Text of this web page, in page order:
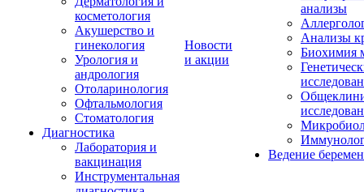
косметология
Акушерство и
гинекология
Урология и
андрология
Отоларинология
Офтальмология
Стоматология
Диагностика
Лаборатория и
вакцинация
Инструментальная
Новости
и акции
анализы
Анализы
Биохимия
Ведение